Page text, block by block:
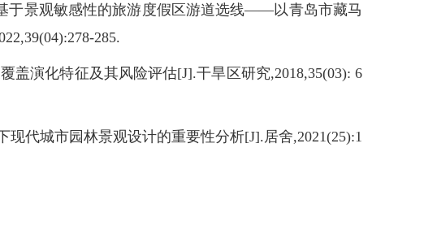
景观敏感性的旅游度假区游道选线——以青岛市藏马
285.
演化特征及其风险评估[J].干旱区研究,2018,35(03): 6
城市园林景观设计的重要性分析[J].居舍,2021(25):1